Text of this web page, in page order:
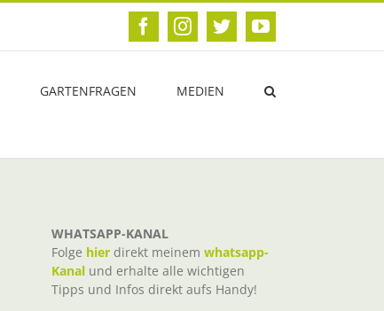
FacebookInstagram
TwitterYouTube
GARTENFRAGEN MEDIEN
WHATSAPP-KANAL
Folge hier direkt meinem whatsapp-
Kanal und erhalte alle wichtigen
Tipps und Infos direkt aufs Handy!